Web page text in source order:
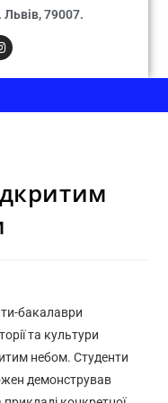
79007.
бакалаври
та культури
небом. Студенти
демонстрував